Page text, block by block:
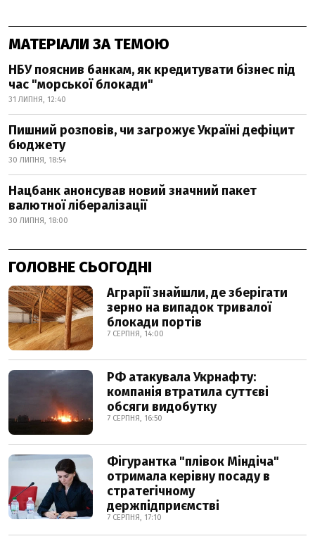
МАТЕРІАЛИ ЗА ТЕМОЮ
НБУ пояснив банкам, як кредитувати бізнес під
час "морської блокади"
31 ЛИПНЯ, 12:40
Пишний розповів, чи загрожує Україні дефіцит
бюджету
30 ЛИПНЯ, 18:54
Нацбанк анонсував новий значний пакет
валютної лібералізації
30 ЛИПНЯ, 18:00
ГОЛОВНЕ СЬОГОДНІ
Аграрії знайшли, де зберігати
зерно на випадок тривалої
блокади портів
7 СЕРПНЯ, 14:00
РФ атакувала Укрнафту:
компанія втратила суттєві
обсяги видобутку
7 СЕРПНЯ, 16:50
Фігурантка "плівок Міндіча"
отримала керівну посаду в
стратегічному
держпідприємстві
7 СЕРПНЯ, 17:10